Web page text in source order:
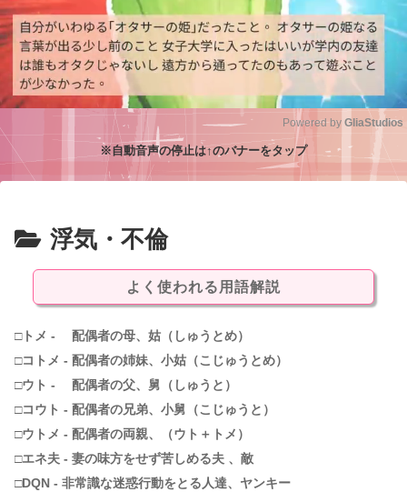
Powered by GliaStudios
※自動音声の停止は↑のバナーをタップ
浮気・不倫
よく使われる用語解説
□トメ - 配偶者の母、姑（しゅうとめ）
□コトメ - 配偶者の姉妹、小姑（こじゅうとめ）
□ウト - 配偶者の父、舅（しゅうと）
□コウト - 配偶者の兄弟、小舅（こじゅうと）
□ウトメ - 配偶者の両親、（ウト＋トメ）
□エネ夫 - 妻の味方をせず苦しめる夫 、敵
□DQN - 非常識な迷惑行動をとる人達、ヤンキー